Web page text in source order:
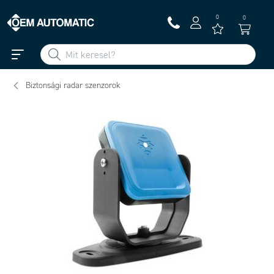
0 0
Biztonsági radar szenzorok